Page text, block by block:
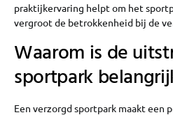
praktijkervaring helpt om het
vergroot de betrokkenheid bij de
Waarom is de
sportpark
Een verzorgd sportpark maakt een